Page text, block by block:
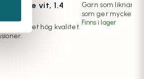
vit, 1.4
i mycket hög kvalitet.
Garn som liknar
som ger mycket
Finns i lager